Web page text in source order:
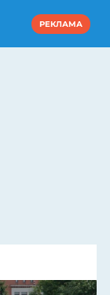
РЕКЛАМА